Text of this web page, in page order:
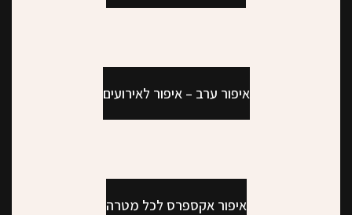
איפור ערב – איפור לאירועים
איפור אקספרס לכל מטרה